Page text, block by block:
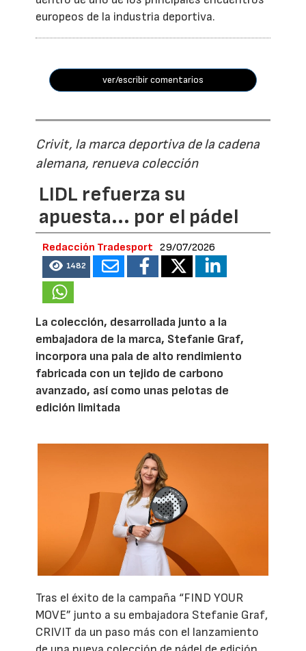
europeos de la industria deportiva.
ver/escribir comentarios
Crivit, la marca deportiva de la cadena
alemana, renueva colección
LIDL refuerza su
apuesta... por el pádel
Redacción Tradesport 29/07/2026
1482
La colección, desarrollada junto a la
embajadora de la marca, Stefanie Graf,
incorpora una pala de alto rendimiento
fabricada con un tejido de carbono
avanzado, así como unas pelotas de
edición limitada
Tras el éxito de la campaña “FIND YOUR
MOVE” junto a su embajadora Stefanie Graf,
CRIVIT da un paso más con el lanzamiento